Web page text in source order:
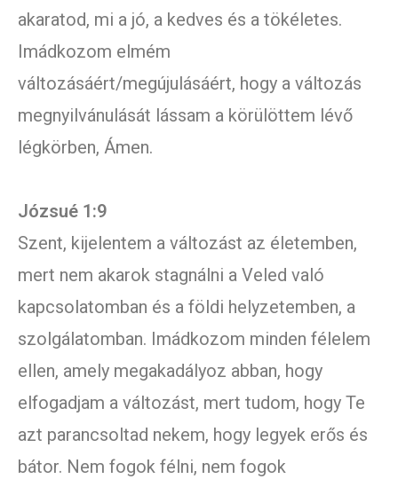
akaratod, mi a jó, a kedves és a tökéletes.
Imádkozom elmém
változásáért/megújulásáért, hogy a változás
megnyilvánulását lássam a körülöttem lévő
légkörben, Ámen.
Józsué 1:9
Szent, kijelentem a változást az életemben,
mert nem akarok stagnálni a Veled való
kapcsolatomban és a földi helyzetemben, a
szolgálatomban. Imádkozom minden félelem
ellen, amely megakadályoz abban, hogy
elfogadjam a változást, mert tudom, hogy Te
azt parancsoltad nekem, hogy legyek erős és
bátor. Nem fogok félni, nem fogok